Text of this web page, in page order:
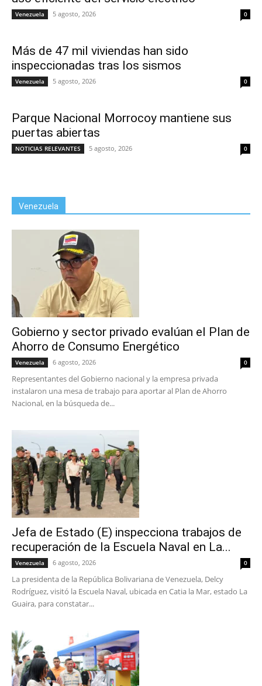
Venezuela 5 agosto, 2026 0
Más de 47 mil viviendas han sido
inspeccionadas tras los sismos
Venezuela 5 agosto, 2026 0
Parque Nacional Morrocoy mantiene sus
puertas abiertas
NOTICIAS RELEVANTES 5 agosto, 2026 0
Venezuela
Gobierno y sector privado evalúan el Plan de
Ahorro de Consumo Energético
Venezuela 6 agosto, 2026 0
Representantes del Gobierno nacional y la empresa privada
instalaron una mesa de trabajo para aportar al Plan de Ahorro
Nacional, en la búsqueda de...
Jefa de Estado (E) inspecciona trabajos de
recuperación de la Escuela Naval en La...
Venezuela 6 agosto, 2026 0
La presidenta de la República Bolivariana de Venezuela, Delcy
Rodríguez, visitó la Escuela Naval, ubicada en Catia la Mar, estado La
Guaira, para constatar...